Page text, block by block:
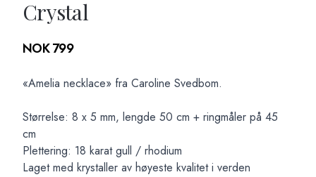
Crystal
Produktdetaljer
NOK 799
Description
«Amelia necklace» fra Caroline Svedbom.
Størrelse: 8 x 5 mm, lengde 50 cm + ringmåler på 45
cm
Plettering: 18 karat gull / rhodium
Laget med krystaller av høyeste kvalitet i verden